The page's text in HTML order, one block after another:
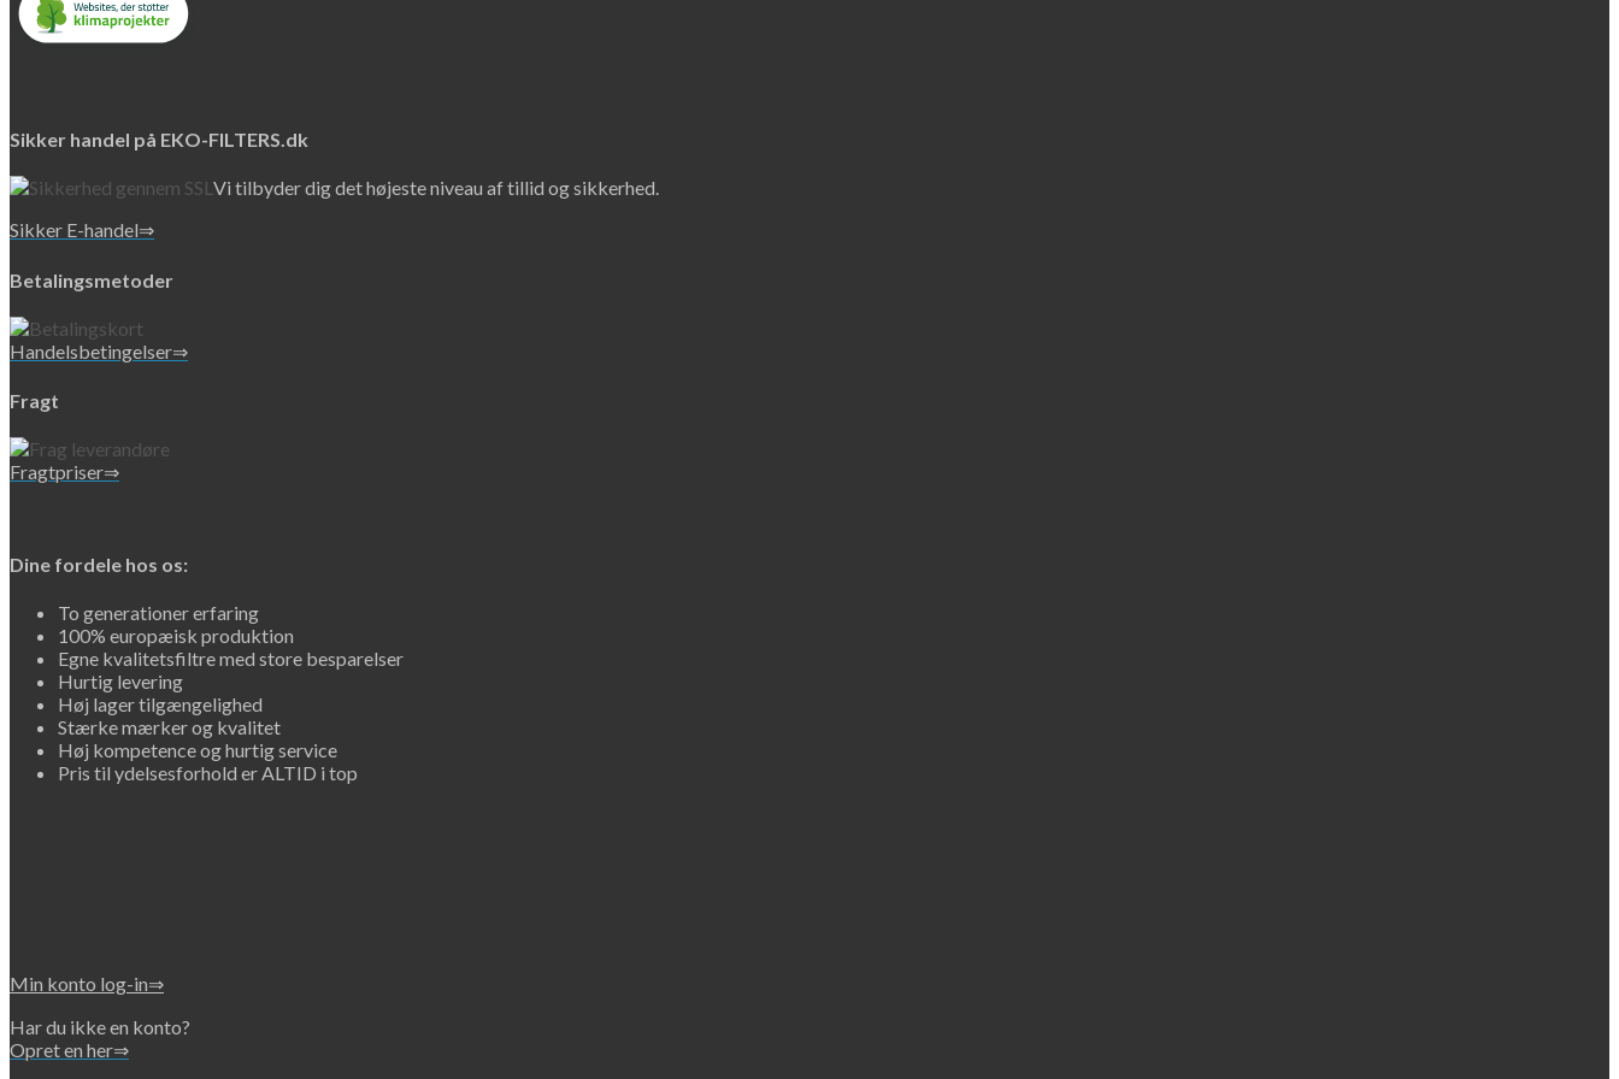
Sikker handel på EKO-FILTERS.dk
Vi tilbyder dig det højeste niveau af tillid og sikkerhed.
Sikker E-handel⇒
Betalingsmetoder
Handelsbetingelser⇒
Fragt
Fragtpriser⇒
Dine fordele hos os:
To generationer erfaring
100% europæisk produktion
Egne kvalitetsfiltre med store besparelser
Hurtig levering
Høj lager tilgængelighed
Stærke mærker og kvalitet
Høj kompetence og hurtig service
Pris til ydelsesforhold er ALTID i top
Min konto log-in⇒
Har du ikke en konto?
Opret en her⇒